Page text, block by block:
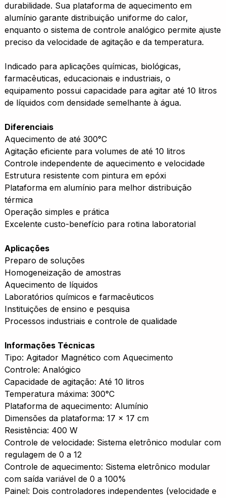
durabilidade. Sua plataforma de aquecimento em
alumínio garante distribuição uniforme do calor,
enquanto o sistema de controle analógico permite ajuste
preciso da velocidade de agitação e da temperatura.
Indicado para aplicações químicas, biológicas,
farmacêuticas, educacionais e industriais, o
equipamento possui capacidade para agitar até 10 litros
de líquidos com densidade semelhante à água.
Diferenciais
Aquecimento de até 300°C
Agitação eficiente para volumes de até 10 litros
Controle independente de aquecimento e velocidade
Estrutura resistente com pintura em epóxi
Plataforma em alumínio para melhor distribuição
térmica
Operação simples e prática
Excelente custo-benefício para rotina laboratorial
Aplicações
Preparo de soluções
Homogeneização de amostras
Aquecimento de líquidos
Laboratórios químicos e farmacêuticos
Instituições de ensino e pesquisa
Processos industriais e controle de qualidade
Informações Técnicas
Tipo: Agitador Magnético com Aquecimento
Controle: Analógico
Capacidade de agitação: Até 10 litros
Temperatura máxima: 300°C
Plataforma de aquecimento: Alumínio
Dimensões da plataforma: 17 x 17 cm
Resistência: 400 W
Controle de velocidade: Sistema eletrônico modular com
regulagem de 0 a 12
Controle de aquecimento: Sistema eletrônico modular
com saída variável de 0 a 100%
Painel: Dois controladores independentes (velocidade e